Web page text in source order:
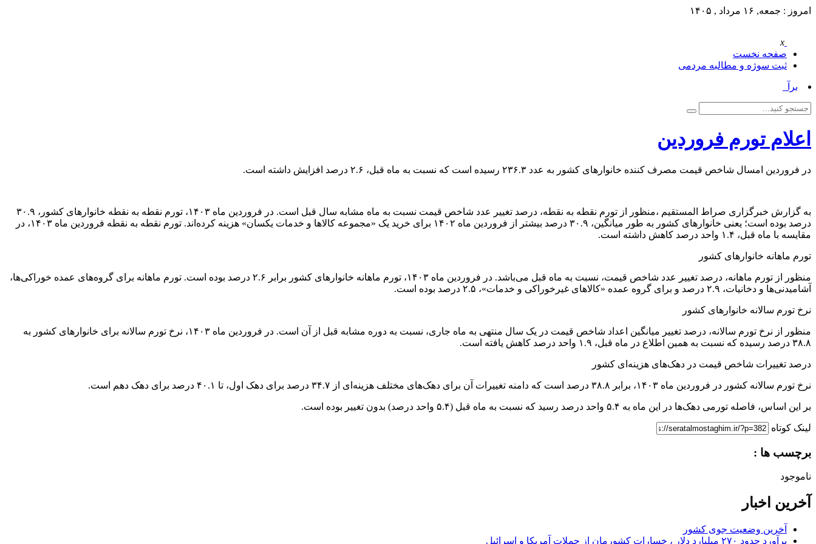
امروز : جمعه, ۱۶ مرداد , ۱۴۰۵
x
صفحه نخست
ثبت سوژه و مطالبه مردمی
برآورد _
اعلام تورم فروردین
در فروردین امسال شاخص قیمت مصرف کننده خانوار‌های کشور به عدد ۲۳۶.۳ رسیده است که نسبت به ماه قبل، ۲.۶ درصد افزایش داشته است.
به گزارش خبرگزاری صراط المستقیم ،منظور از تورم نقطه به نقطه، درصد تغییر عدد شاخص قیمت نسبت به ماه مشابه سال قبل است. در فروردین ماه ۱۴۰۳، تورم نقطه به نقطه خانوار‌های کشور، ۳۰.۹
درصد بوده است؛ یعنی خانوار‌های کشور به طور میانگین، ۳۰.۹ درصد بیشتر از فروردین ماه ۱۴۰۲ برای خرید یک «مجموعه کالا‌ها و خدمات یکسان» هزینه کرده‌اند. تورم نقطه به نقطه فروردین ماه ۱۴۰۳، در
مقایسه با ماه قبل، ۱.۴ واحد درصد کاهش داشته است.
تورم ماهانه خانوار‌های کشور
منظور از تورم ماهانه، درصد تغییر عدد شاخص قیمت، نسبت به ماه قبل می‌باشد. در فروردین ماه ۱۴۰۳، تورم ماهانه خانوار‌های کشور برابر ۲.۶ درصد بوده است. تورم ماهانه برای گروه‌های عمده خوراکی‌ها،
آشامیدنی‌ها و دخانیات، ۲.۹ درصد و برای گروه عمده «کالا‌های غیرخوراکی و خدمات»، ۲.۵ درصد بوده است.
نرخ تورم سالانه خانوار‌های کشور
منظور از نرخ تورم سالانه، درصد تغییر میانگین اعداد شاخص قیمت در یک سال منتهی به ماه جاری، نسبت به دوره مشابه قبل از آن است. در فروردین ماه ۱۴۰۳، نرخ تورم سالانه برای خانوار‌های کشور به
۳۸.۸ درصد رسیده که نسبت به همین اطلاع در ماه قبل، ۱.۹ واحد درصد کاهش یافته است.
درصد تغییرات شاخص قیمت در دهک‌های هزینه‌ای کشور
نرخ تورم سالانه کشور در فروردین ماه ۱۴۰۳، برابر ۳۸.۸ درصد است که دامنه تغییرات آن برای دهک‌های مختلف هزینه‌ای از ۳۴.۷ درصد برای دهک اول، تا ۴۰.۱ درصد برای دهک دهم است.
بر این اساس، فاصله تورمی دهک‌ها در این ماه به ۵.۴ واحد درصد رسید که نسبت به ماه قبل (۵.۴ واحد درصد) بدون تغییر بوده است.
لینک کوتاه
برچسب ها :
ناموجود
آخرین اخبار
آخرین وضعیت جوی کشور
برآورد حدود ۲۷۰ میلیارد دلار ، خسارات کشورمان از حملات آمریکا و اسرائیل